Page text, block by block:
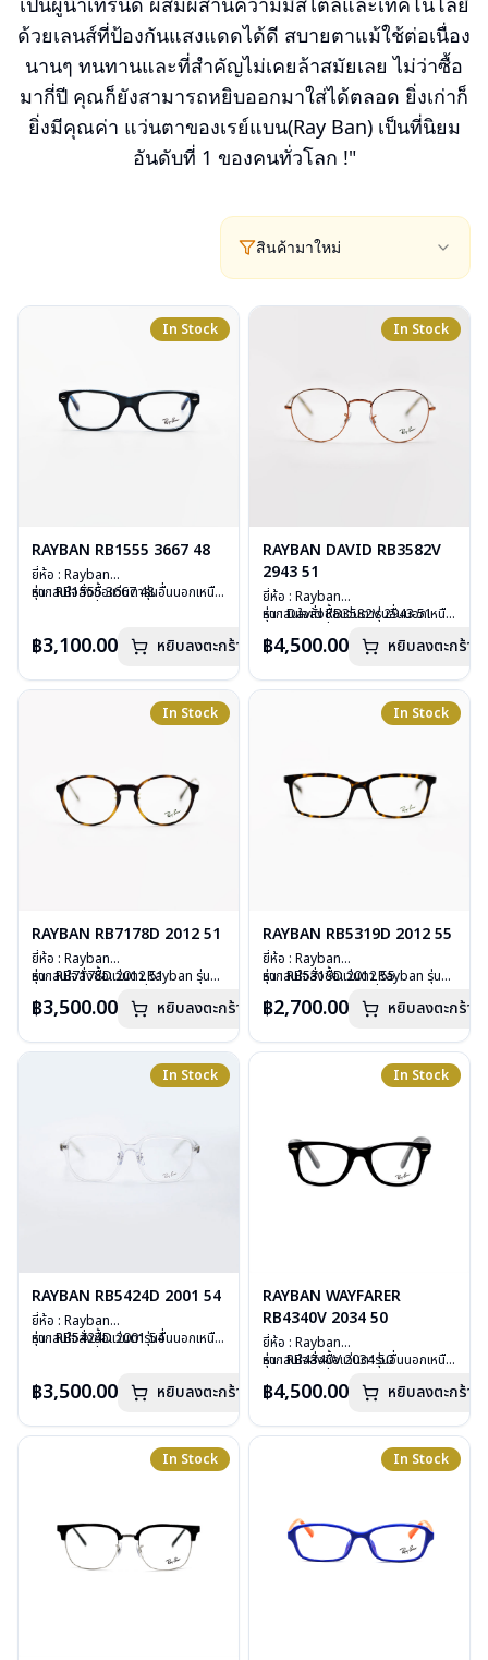
ด้วยเลนส์ที่ป้องกันแสงแดดได้ดี สบายตาแม้ใช้ต่อเนื่อง
นานๆ ทนทานและที่สำคัญไม่เคยล้าสมัยเลย ไม่ว่าซื้อ
มากี่ปี คุณก็ยังสามารถหยิบออกมาใส่ได้ตลอด ยิ่งเก่าก็
ยิ่งมีคุณค่า แว่นตาของเรย์แบน(Ray Ban) เป็นที่นิยม
อันดับที่ 1 ของคนทั่วโลก !"
สินค้ามาใหม่
In Stock
RAYBAN RB1555 3667 48
ยี่ห้อ : Rayban
รุ่น : RB1555 3667 48
บานพับ : ไม่มีสปริง
อุปกรณ์ : กล่องแว่น, ผ้าเช็ดแว่น, คู่มือ
การรับประกัน : 2 ปี (ประกันศูนย์
หากสนใจสั่งชื้อแว่นตารุ่นอื่นนอกเหนือ
฿3,100.00 หยิบลงตะกร้า
In Stock
RAYBAN DAVID RB3582V
2943 51
ยี่ห้อ : Rayban
รุ่น : David RB3582V 2943 51
เลนส์ : Demo Lens
น้ำหนัก : 18 กรัม
อุปกรณ์ : กล่องแว่น, ผ้าเช็ดแว่น, คู่มือ
การรับประกัน : 2 ปี (ประกันศูนย์
หากสนใจสั่งชื้อแว่นตารุ่นอื่นนอกเหนือ
คลิก
฿4,500.00 หยิบลงตะกร้า
In Stock
RAYBAN RB7178D 2012 51
ยี่ห้อ : Rayban
รุ่น : RB7178D 2012 51
เลนส์ : Demo lens
น้ำหนัก : 19 กรัม
อุปกรณ์ : กล่องแว่น, ผ้าเช็ดแว่น, คู่มือ
การรับประกัน : 2 ปี (ประกันศูนย์
หากสนใจสั่งชื้อแว่นตา Rayban รุ่นอื่น
ติดต่อเราคลิก
฿3,500.00 หยิบลงตะกร้า
In Stock
RAYBAN RB5319D 2012 55
ยี่ห้อ : Rayban
รุ่น : RB5319D 2012 55
เลนส์ : Demo lens
น้ำหนัก : 24 กรัม
อุปกรณ์ : กล่องแว่น, ผ้าเช็ดแว่น, คู่มือ
การรับประกัน : 2 ปี (ประกันศูนย์
หากสนใจสั่งชื้อแว่นตา Rayban รุ่นอื่น
ติดต่อเราคลิก
฿2,700.00 หยิบลงตะกร้า
In Stock
RAYBAN RB5424D 2001 54
ยี่ห้อ : Rayban
รุ่น : RB5424D 2001 54
บานพับ : ไม่มีสปริง
อุปกรณ์ : กล่องแว่น, ผ้าเช็ดแว่น, คู่มือ
การรับประกัน : 2 ปี (ประกันศูนย์
หากสนใจสั่งชื้อแว่นตารุ่นอื่นนอกเหนือ
฿3,500.00 หยิบลงตะกร้า
In Stock
RAYBAN WAYFARER
RB4340V 2034 50
ยี่ห้อ : Rayban
รุ่น : RB4340V 2034 50
เลนส์ : Demo Lens
น้ำหนัก : 36 กรัม
อุปกรณ์ : กล่องแว่น, ผ้าเช็ดแว่น, คู่มือ
การรับประกัน : 2 ปี (ประกันศูนย์
หากสนใจสั่งชื้อแว่นตารุ่นอื่นนอกเหนือ
คลิก
฿4,500.00 หยิบลงตะกร้า
In Stock In Stock